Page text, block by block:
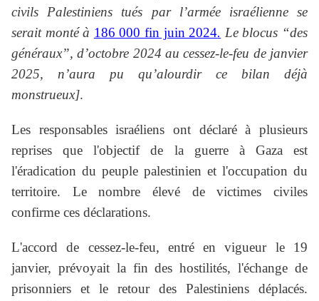
civils Palestiniens tués par l’armée israélienne se
serait monté à 186 000 fin juin 2024. Le blocus “des
généraux”, d’octobre 2024 au cessez-le-feu de janvier
2025, n’aura pu qu’alourdir ce bilan déjà
monstrueux].
Les responsables israéliens ont déclaré à plusieurs
reprises que l'objectif de la guerre à Gaza est
l'éradication du peuple palestinien et l'occupation du
territoire. Le nombre élevé de victimes civiles
confirme ces déclarations.
L'accord de cessez-le-feu, entré en vigueur le 19
janvier, prévoyait la fin des hostilités, l'échange de
prisonniers et le retour des Palestiniens déplacés.